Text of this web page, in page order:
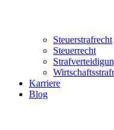
Steuerstrafrecht
Steuerrecht
Karriere
Blog